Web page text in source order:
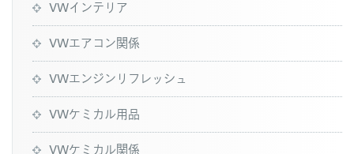
VWインテリア
VWエアコン関係
VWエンジンリフレッシュ
VWケミカル用品
VWケミカル関係